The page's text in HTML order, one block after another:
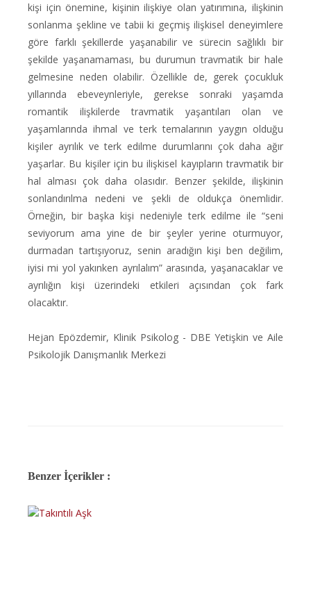
kişi için önemine, kişinin ilişkiye olan yatırımına, ilişkinin
sonlanma şekline ve tabii ki geçmiş ilişkisel deneyimlere
göre farklı şekillerde yaşanabilir ve sürecin sağlıklı bir
şekilde yaşanamaması, bu durumun travmatik bir hale
gelmesine neden olabilir. Özellikle de, gerek çocukluk
yıllarında ebeveynleriyle, gerekse sonraki yaşamda
romantik ilişkilerde travmatik yaşantıları olan ve
yaşamlarında ihmal ve terk temalarının yaygın olduğu
kişiler ayrılık ve terk edilme durumlarını çok daha ağır
yaşarlar. Bu kişiler için bu ilişkisel kayıpların travmatik bir
hal alması çok daha olasıdır. Benzer şekilde, ilişkinin
sonlandırılma nedeni ve şekli de oldukça önemlidir.
Örneğin, bir başka kişi nedeniyle terk edilme ile “seni
seviyorum ama yine de bir şeyler yerine oturmuyor,
durmadan tartışıyoruz, senin aradığın kişi ben değilim,
iyisi mi yol yakınken ayrılalım” arasında, yaşanacaklar ve
ayrılığın kişi üzerindeki etkileri açısından çok fark
olacaktır.
Hejan Epözdemir, Klinik Psikolog - DBE Yetişkin ve Aile
Psikolojik Danışmanlık Merkezi
Benzer İçerikler :